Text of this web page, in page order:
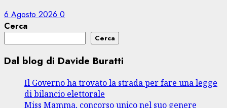
6 Agosto 2026 0
Cerca
Cerca
Dal blog di Davide Buratti
Il Governo ha trovato la strada per fare una legge
di bilancio elettorale
Miss Mamma, concorso unico nel suo genere